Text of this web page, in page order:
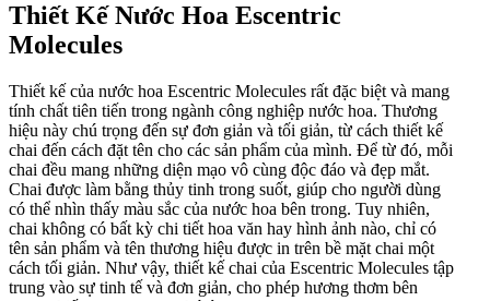
Thiết Kế Nước Hoa Escentric
Molecules
Thiết kế của nước hoa Escentric Molecules rất đặc biệt và mang
tính chất tiên tiến trong ngành công nghiệp nước hoa. Thương
hiệu này chú trọng đến sự đơn giản và tối giản, từ cách thiết kế
chai đến cách đặt tên cho các sản phẩm của mình. Để từ đó, mỗi
chai đều mang những diện mạo vô cùng độc đáo và đẹp mắt.
Chai được làm bằng thủy tinh trong suốt, giúp cho người dùng
có thể nhìn thấy màu sắc của nước hoa bên trong. Tuy nhiên,
chai không có bất kỳ chi tiết hoa văn hay hình ảnh nào, chỉ có
tên sản phẩm và tên thương hiệu được in trên bề mặt chai một
cách tối giản. Như vậy, thiết kế chai của Escentric Molecules tập
trung vào sự tinh tế và đơn giản, cho phép hương thơm bên